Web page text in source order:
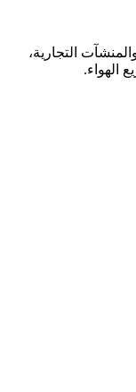
التجارية،
الهواء.